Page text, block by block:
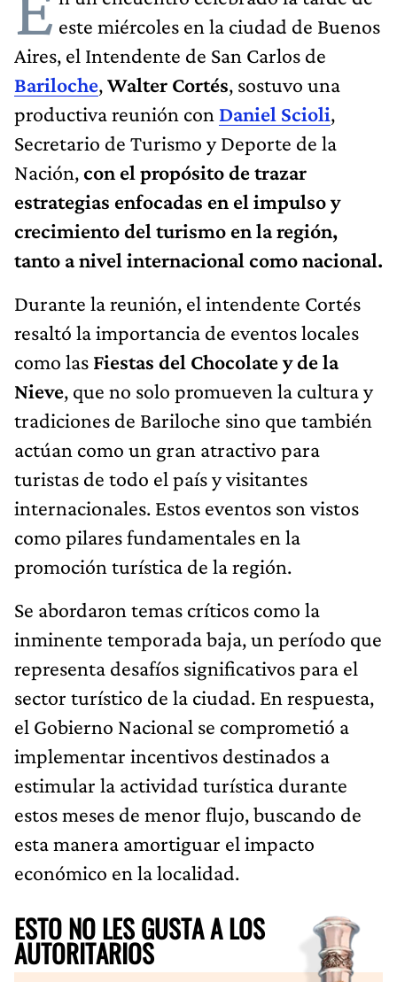
este miércoles en la ciudad de Buenos
Aires, el Intendente de San Carlos de
Bariloche,Walter Cortés, sostuvo una
productiva reunión con Daniel Scioli,
Secretario de Turismo y Deporte de la
Nación,con el propósito de trazar
estrategias enfocadas en el impulso y
crecimiento del turismo en la región,
tanto a nivel internacional como nacional.
Durante la reunión, el intendente Cortés
resaltó la importancia de eventos locales
como las Fiestas del Chocolate y de la
Nieve, que no solo promueven la cultura y
tradiciones de Bariloche sino que también
actúan como un gran atractivo para
turistas de todo el país y visitantes
internacionales. Estos eventos son vistos
como pilares fundamentales en la
promoción turística de la región.
Se abordaron temas críticos como la
inminente temporada baja, un período que
representa desafíos significativos para el
sector turístico de la ciudad. En respuesta,
el Gobierno Nacional se comprometió a
implementar incentivos destinados a
estimular la actividad turística durante
estos meses de menor flujo, buscando de
esta manera amortiguar el impacto
económico en la localidad.
ESTO NO LES GUSTA A LOS
AUTORITARIOS